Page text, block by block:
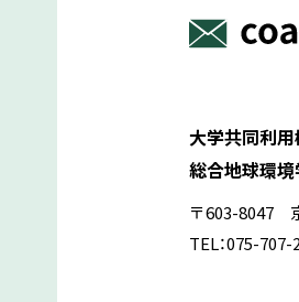
大学共同利
総合地球環
〒603-8047
TEL：075-707-